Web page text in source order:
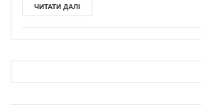
ЧИТАТИ ДАЛІ